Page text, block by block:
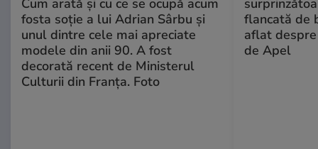
Cum arată și cu ce se ocupă acum
fosta soție a lui Adrian Sârbu și
unul dintre cele mai apreciate
modele din anii 90. A fost
decorată recent de Ministerul
Culturii din Franța. Foto
flancată de
aflat
de Apel